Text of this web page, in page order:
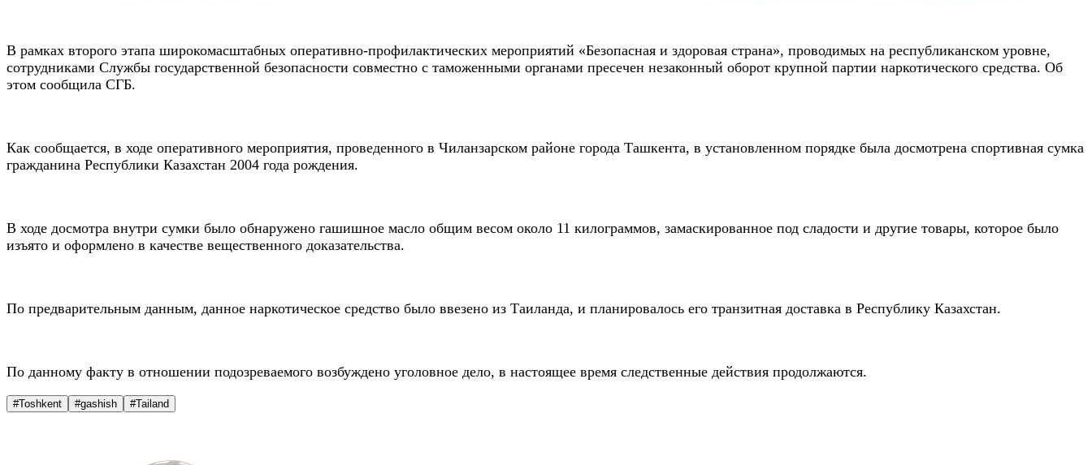
В рамках второго этапа широкомасштабных оперативно-профилактических мероприятий «Безопасная и здоровая страна», проводимых на республиканском уровне,
сотрудниками Службы государственной безопасности совместно с таможенными органами пресечен незаконный оборот крупной партии наркотического средства. Об
этом сообщила СГБ.
Как сообщается, в ходе оперативного мероприятия, проведенного в Чиланзарском районе города Ташкента, в установленном порядке была досмотрена спортивная сумка
гражданина Республики Казахстан 2004 года рождения.
В ходе досмотра внутри сумки было обнаружено гашишное масло общим весом около 11 килограммов, замаскированное под сладости и другие товары, которое было
изъято и оформлено в качестве вещественного доказательства.
По предварительным данным, данное наркотическое средство было ввезено из Таиланда, и планировалось его транзитная доставка в Республику Казахстан.
По данному факту в отношении подозреваемого возбуждено уголовное дело, в настоящее время следственные действия продолжаются.
#Toshkent #gashish #Tailand